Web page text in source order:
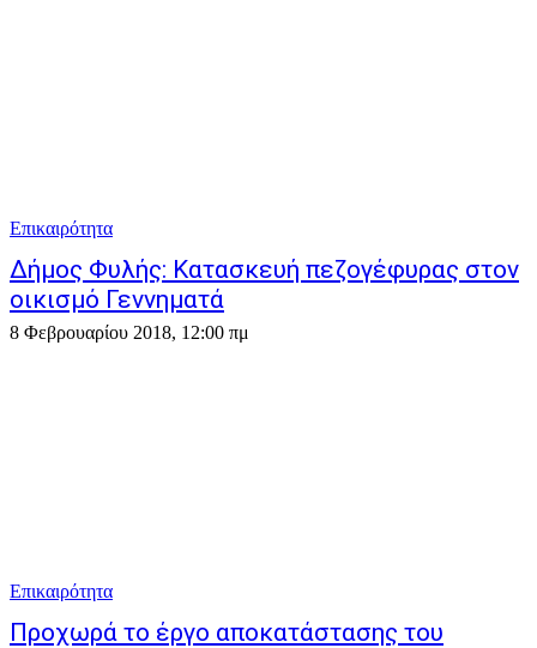
Επικαιρότητα
Δήμος Φυλής: Κατασκευή πεζογέφυρας στον
οικισμό Γεννηματά
8 Φεβρουαρίου 2018, 12:00 πμ
Επικαιρότητα
Προχωρά το έργο αποκατάστασης του